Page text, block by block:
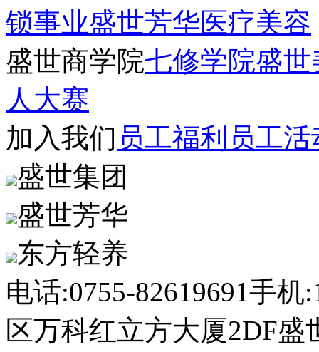
锁事业盛世芳华医疗美容
盛世商学院七修学院盛世
人大赛
加入我们 员工福利 员工活
盛世集团
盛世芳华
东方轻养
电话:0755-82619691手机
区万科红立方大厦2DF盛